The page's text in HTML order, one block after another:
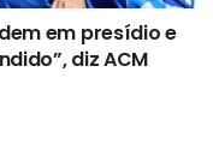
em presídio e
diz ACM